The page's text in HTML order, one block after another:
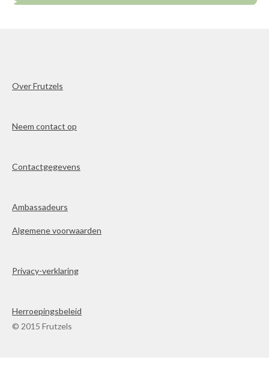
Over Frutzels
Neem contact op
Contactgegevens
Ambassadeurs
Algemene voorwaarden
Privacy-verklaring
Herroepingsbeleid
© 2015 Frutzels